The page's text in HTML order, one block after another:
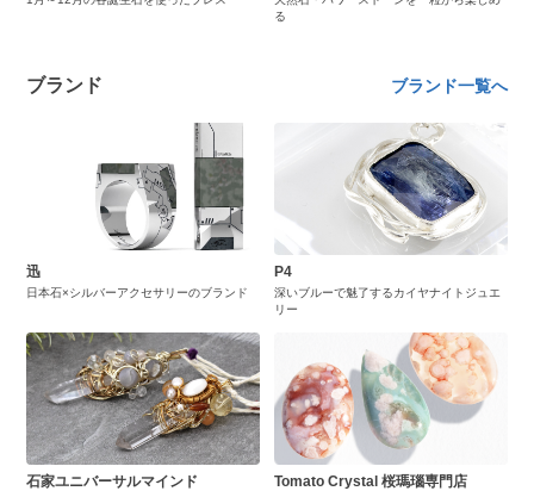
る
ブランド ブランド一覧へ
迅
日本石×シルバーアクセサリーのブランド
P4
深いブルーで魅了するカイヤナイトジュエ
リー
石家ユニバーサルマインド Tomato Crystal 桜瑪瑙専門店